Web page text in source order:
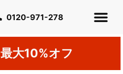
0120-971-278
最大10%オフ